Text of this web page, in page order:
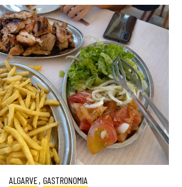
ALGARVE, GASTRONOMIA